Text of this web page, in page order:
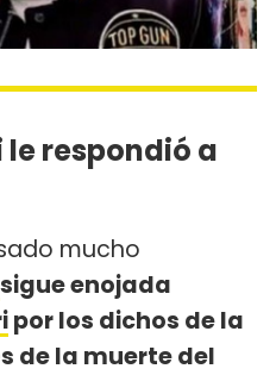
respondió a
mucho
sigue enojada
por los dichos de la
de la muerte del